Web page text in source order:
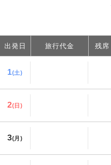
出発日 旅行代金 残席
1(土)
2(日)
3(月)